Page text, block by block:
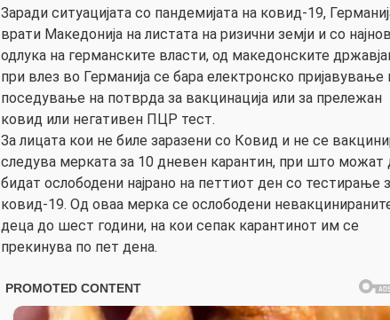
Заради ситуацијата со пандемијата на ковид-19,
врати Македонија на листата на ризични земји и со
одлука на германските власти, од македонските
при влез во Германија се бара електронско пријавување
поседување на потврда за вакцинација или за прележан
ковид или негативен ПЦР тест.
За лицата кои не биле заразени со Ковид и не се
следува мерката за 10 дневен карантин, при што можат
бидат ослободени најрано на петтиот ден со тестирање
ковид-19. Од оваа мерка се ослободени
деца до шест години, на кои сепак карантинот им се
прекинува по пет дена.